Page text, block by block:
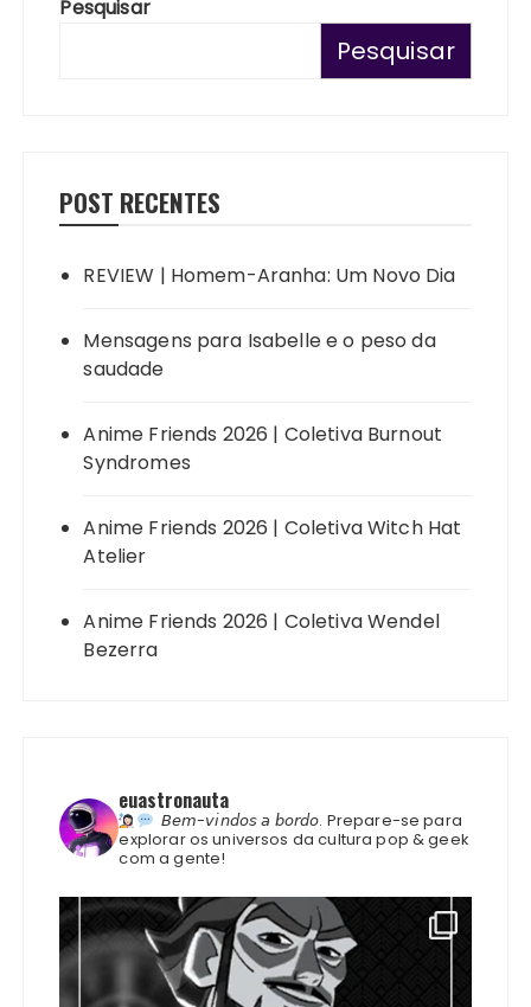
Pesquisar
Pesquisar
POST RECENTES
REVIEW | Homem-Aranha: Um Novo Dia
Mensagens para Isabelle e o peso da
saudade
Anime Friends 2026 | Coletiva Burnout
Syndromes
Anime Friends 2026 | Coletiva Witch Hat
Atelier
Anime Friends 2026 | Coletiva Wendel
Bezerra
euastronauta
𝘉𝘦𝘮-𝘷𝘪𝘯𝘥𝘰𝘴 𝘢 𝘣𝘰𝘳𝘥𝘰. Prepare-se para
explorar os universos da cultura pop & geek
com a gente!